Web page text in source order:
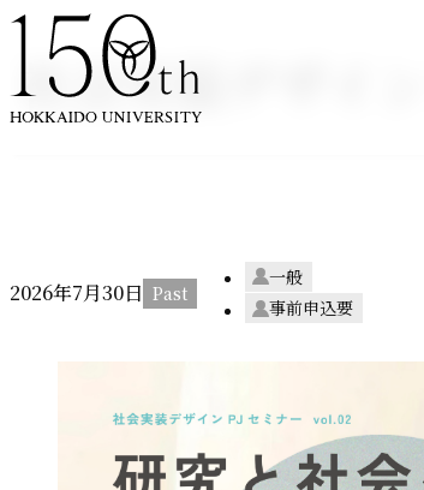
内容をスキップ
社会実装デザイ
2026年7月30日
一般
事前申込要